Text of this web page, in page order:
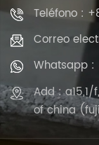
Teléfono :
Correo
Whatsapp :
Add :
of china